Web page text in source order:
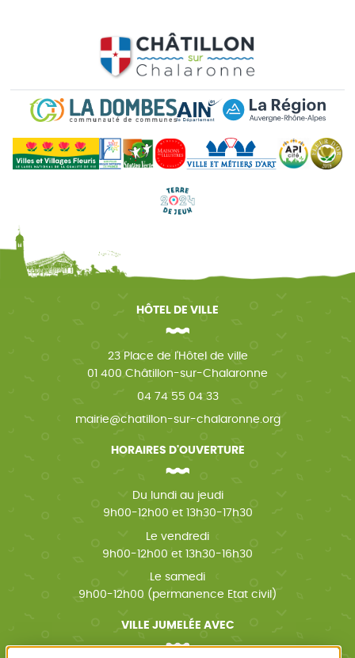
HÔTEL DE VILLE
23 Place de l'Hôtel de ville
01 400 Châtillon-sur-Chalaronne
04 74 55 04 33
mairie@chatillon-sur-chalaronne.org
HORAIRES D'OUVERTURE
Du lundi au jeudi
9h00-12h00 et 13h30-17h30
Le vendredi
9h00-12h00 et 13h30-16h30
Le samedi
9h00-12h00 (permanence Etat civil)
VILLE JUMELÉE AVEC